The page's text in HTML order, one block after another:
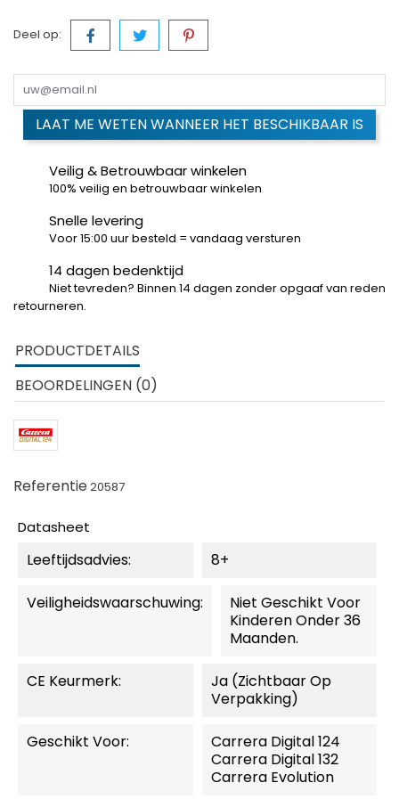
Deel op:
LAAT ME WETEN WANNEER HET BESCHIKBAAR IS
Veilig & Betrouwbaar winkelen
100% veilig en betrouwbaar winkelen
Snelle levering
Voor 15:00 uur besteld = vandaag versturen
14 dagen bedenktijd
Niet tevreden? Binnen 14 dagen zonder opgaaf van reden
retourneren.
PRODUCTDETAILS
BEOORDELINGEN (0)
Referentie20587
Datasheet
Leeftijdsadvies: 8+
Veiligheidswaarschuwing:
Niet Geschikt Voor
Kinderen Onder 36
Maanden.
CE Keurmerk:
Ja (zichtbaar Op
Verpakking)
Geschikt Voor:
Carrera Digital 124
Carrera Digital 132
Carrera Evolution